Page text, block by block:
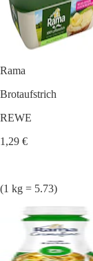
Rama
Brotaufstrich
REWE
1,29 €
(1 kg = 5.73)